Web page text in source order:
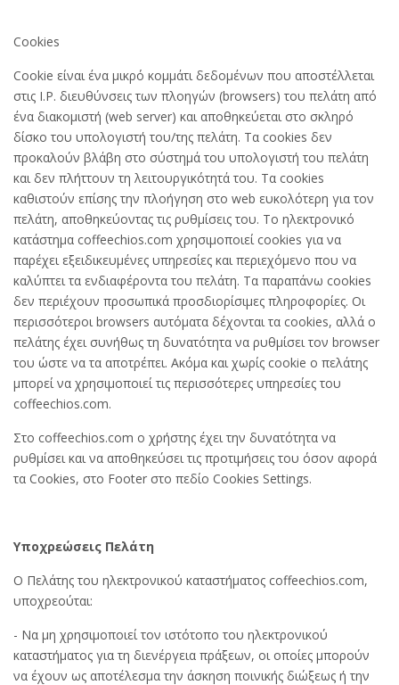
Cookies
Cookie είναι ένα μικρό κομμάτι δεδομένων που αποστέλλεται
στις I.P. διευθύνσεις των πλοηγών (browsers) του πελάτη από
ένα διακομιστή (web server) και αποθηκεύεται στο σκληρό
δίσκο του υπολογιστή του/της πελάτη. Τα cookies δεν
προκαλούν βλάβη στο σύστημά του υπολογιστή του πελάτη
και δεν πλήττουν τη λειτουργικότητά του. Τα cookies
καθιστούν επίσης την πλοήγηση στο web ευκολότερη για τον
πελάτη, αποθηκεύοντας τις ρυθμίσεις του. Το ηλεκτρονικό
κατάστημα coffeechios.com χρησιμοποιεί cookies για να
παρέχει εξειδικευμένες υπηρεσίες και περιεχόμενο που να
καλύπτει τα ενδιαφέροντα του πελάτη. Τα παραπάνω cookies
δεν περιέχουν προσωπικά προσδιορίσιμες πληροφορίες. Οι
περισσότεροι browsers αυτόματα δέχονται τα cookies, αλλά ο
πελάτης έχει συνήθως τη δυνατότητα να ρυθμίσει τον browser
του ώστε να τα αποτρέπει. Ακόμα και χωρίς cookie ο πελάτης
μπορεί να χρησιμοποιεί τις περισσότερες υπηρεσίες του
coffeechios.com.
Στο coffeechios.com ο χρήστης έχει την δυνατότητα να
ρυθμίσει και να αποθηκεύσει τις προτιμήσεις του όσον αφορά
τα Cookies, στο Footer στο πεδίο Cookies Settings.
Υποχρεώσεις Πελάτη
Ο Πελάτης του ηλεκτρονικού καταστήματος coffeechios.com,
υποχρεούται:
- Να μη χρησιμοποιεί τον ιστότοπο του ηλεκτρονικού
καταστήματος για τη διενέργεια πράξεων, οι οποίες μπορούν
να έχουν ως αποτέλεσμα την άσκηση ποινικής διώξεως ή την